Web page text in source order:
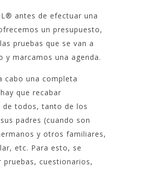
antes de efectuar una
un presupuesto,
pruebas que se van a
y marcamos una agenda.
cabo una completa
que recabar
de todos, tanto de los
padres (cuando son
y otros familiares,
etc. Para esto, se
pruebas, cuestionarios,